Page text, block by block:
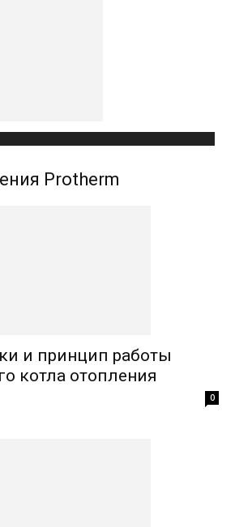
Protherm
и принцип работы
котла отопления
0